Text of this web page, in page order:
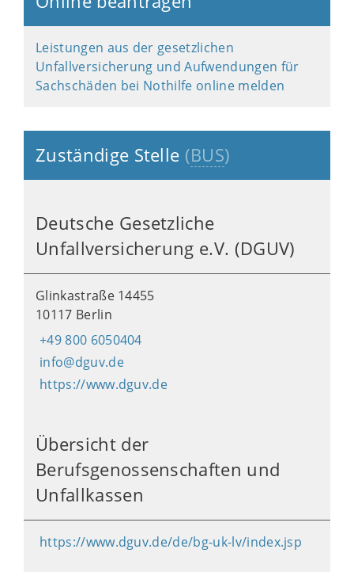
Leistungen aus der gesetzlichen
Unfallversicherung und Aufwendungen für
Sachschäden bei Nothilfe online melden
Zuständige Stelle (BUS)
Deutsche Gesetzliche
Unfallversicherung e.V. (DGUV)
Glinkastraße 14455
10117 Berlin
+49 800 6050404
info@dguv.de
https://www.dguv.de
Übersicht der
Berufsgenossenschaften und
Unfallkassen
https://www.dguv.de/de/bg-uk-lv/index.jsp